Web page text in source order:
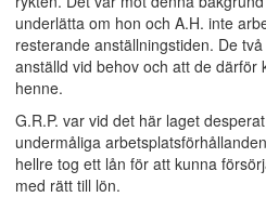
underlätta om hon och A.H. inte
resterande anställningstiden. De
anställd vid behov och att de därför
henne.
G.R.P. var vid det här laget
undermåliga
hellre tog ett lån för att kunna
med rätt till lön.